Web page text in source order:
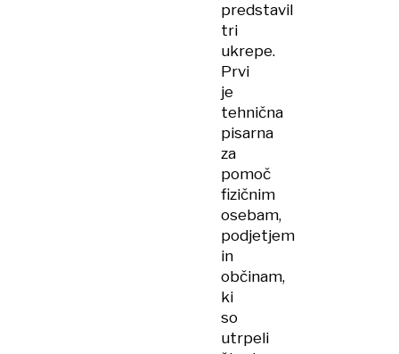
predstavil
tri
ukrepe.
Prvi
je
tehnična
pisarna
za
pomoč
fizičnim
osebam,
podjetjem
in
občinam,
ki
so
utrpeli